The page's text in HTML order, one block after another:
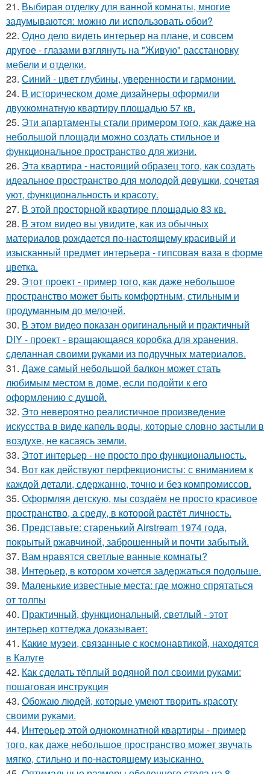
21. Выбирая отделку для ванной комнаты, многие
задумываются: можно ли использовать обои?
22. Одно дело видеть интерьер на плане, и совсем
другое - глазами взглянуть на "Живую" расстановку
мебели и отделки.
23. Синий - цвет глубины, уверенности и гармонии.
24. В историческом доме дизайнеры оформили
двухкомнатную квартиру площадью 57 кв.
25. Эти апартаменты стали примером того, как даже на
небольшой площади можно создать стильное и
функциональное пространство для жизни.
26. Эта квартира - настоящий образец того, как создать
идеальное пространство для молодой девушки, сочетая
уют, функциональность и красоту.
27. В этой просторной квартире площадью 83 кв.
28. В этом видео вы увидите, как из обычных
материалов рождается по-настоящему красивый и
изысканный предмет интерьера - гипсовая ваза в форме
цветка.
29. Этот проект - пример того, как даже небольшое
пространство может быть комфортным, стильным и
продуманным до мелочей.
30. В этом видео показан оригинальный и практичный
DIY - проект - вращающаяся коробка для хранения,
сделанная своими руками из подручных материалов.
31. Даже самый небольшой балкон может стать
любимым местом в доме, если подойти к его
оформлению с душой.
32. Это невероятно реалистичное произведение
искусства в виде капель воды, которые словно застыли в
воздухе, не касаясь земли.
33. Этот интерьер - не просто про функциональность.
34. Вот как действуют перфекционисты: с вниманием к
каждой детали, сдержанно, точно и без компромиссов.
35. Оформляя детскую, мы создаём не просто красивое
пространство, а среду, в которой растёт личность.
36. Представьте: старенький Airstream 1974 года,
покрытый ржавчиной, заброшенный и почти забытый.
37. Вам нравятся светлые ванные комнаты?
38. Интерьер, в котором хочется задержаться подольше.
39. Маленькие известные места: где можно спрятаться
от толпы
40. Практичный, функциональный, светлый - этот
интерьер коттеджа доказывает:
41. Какие музеи, связанные с космонавтикой, находятся
в Калуге
42. Как сделать тёплый водяной пол своими руками:
пошаговая инструкция
43. Обожаю людей, которые умеют творить красоту
своими руками.
44. Интерьер этой однокомнатной квартиры - пример
того, как даже небольшое пространство может звучать
мягко, стильно и по-настоящему изысканно.